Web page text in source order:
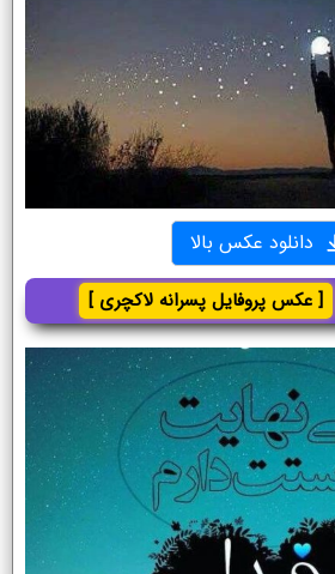
دانلود عکس بالا
[ عکس پروفایل پسرانه لاکچری ]